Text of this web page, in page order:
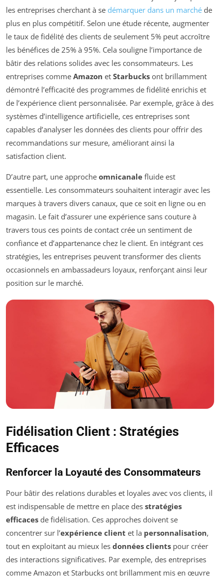
les entreprises cherchant à se démarquer dans un marché de
plus en plus compétitif. Selon une étude récente, augmenter
le taux de fidélité des clients de seulement 5% peut accroître
les bénéfices de 25% à 95%. Cela souligne l’importance de
bâtir des relations solides avec les consommateurs. Les
entreprises comme Amazon et Starbucks ont brillamment
démontré l’efficacité des programmes de fidélité enrichis et
de l’expérience client personnalisée. Par exemple, grâce à des
systèmes d’intelligence artificielle, ces entreprises sont
capables d’analyser les données des clients pour offrir des
recommandations sur mesure, améliorant ainsi la
satisfaction client.
D’autre part, une approche omnicanale fluide est
essentielle. Les consommateurs souhaitent interagir avec les
marques à travers divers canaux, que ce soit en ligne ou en
magasin. Le fait d’assurer une expérience sans couture à
travers tous ces points de contact crée un sentiment de
confiance et d’appartenance chez le client. En intégrant ces
stratégies, les entreprises peuvent transformer des clients
occasionnels en ambassadeurs loyaux, renforçant ainsi leur
position sur le marché.
Fidélisation Client : Stratégies
Efficaces
Renforcer la Loyauté des Consommateurs
Pour bâtir des relations durables et loyales avec vos clients, il
est indispensable de mettre en place des stratégies
efficaces de fidélisation. Ces approches doivent se
concentrer sur l’expérience client et la personnalisation,
tout en exploitant au mieux les données clients pour créer
des interactions significatives. Par exemple, des entreprises
comme Amazon et Starbucks ont brillamment mis en œuvre